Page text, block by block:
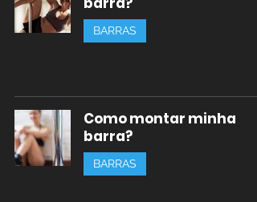
BARRAS
Como montar minha
barra?
BARRAS